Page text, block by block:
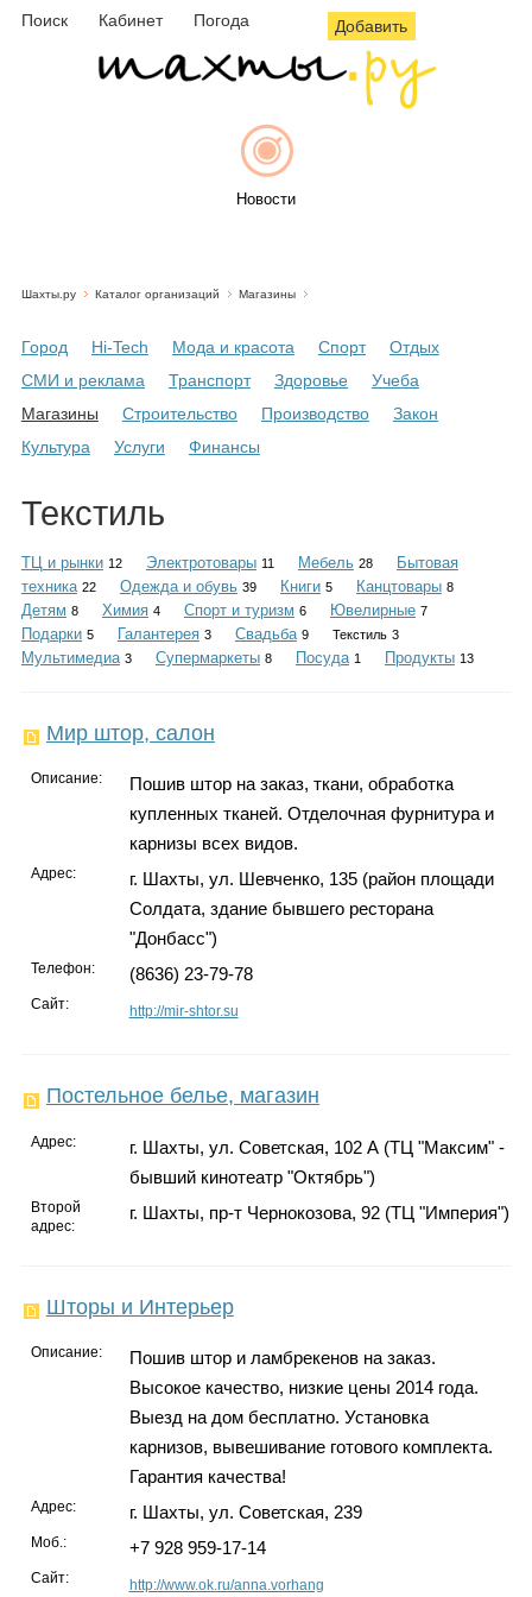
Поиск Кабинет Погода Добавить
Новости
Объявления
Инфо
Карты
Шахты.ру Каталог организаций Магазины
Город Hi-Tech Мода и красота Спорт
Отдых
СМИ и реклама
Транспорт Здоровье
Учеба
Магазины
Строительство Производство
Закон
Культура
Услуги Финансы
Текстиль
ТЦ и рынки 12 Электротовары 11 Мебель 28
Бытовая
техника 22 Одежда и обувь 39 Книги 5 Канцтовары 8
Детям 8 Химия 4 Спорт и туризм 6 Ювелирные 7
Подарки 5 Галантерея 3 Свадьба 9 Текстиль 3
Мультимедиа 3 Супермаркеты 8 Посуда 1 Продукты 13
Мир штор, салон
Описание:
Пошив штор на заказ, ткани, обработка
купленных тканей. Отделочная фурнитура и
карнизы всех видов.
Адрес:
г. Шахты, ул. Шевченко, 135 (район площади
Солдата, здание бывшего ресторана
"Донбасс")
Телефон: (8636) 23-79-78
Сайт: http://mir-shtor.su
Постельное белье, магазин
Адрес:
г. Шахты, ул. Советская, 102 А (ТЦ "Максим" -
бывший кинотеатр "Октябрь")
Второй
адрес:
г. Шахты, пр-т Чернокозова, 92 (ТЦ "Империя")
Шторы и Интерьер
Описание:
Пошив штор и ламбрекенов на заказ.
Высокое качество, низкие цены 2014 года.
Выезд на дом бесплатно. Установка
карнизов, вывешивание готового комплекта.
Гарантия качества!
Адрес: г. Шахты, ул. Советская, 239
Моб.: +7 928 959-17-14
Сайт: http://www.ok.ru/anna.vorhang